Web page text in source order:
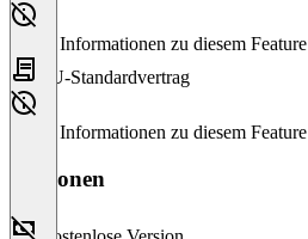
Keine Informationen zu diesem Feature
EU-Standardvertrag
Keine Informationen zu diesem Feature
Versionen